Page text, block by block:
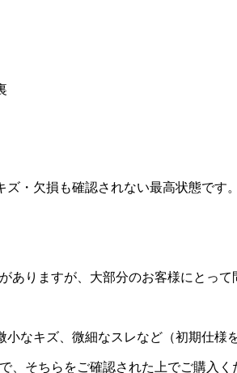
・欠損も確認されない最高状態です。
りますが、大部分のお客様にとって
なキズ、微細なスレなど（初期仕様
そちらをご確認された上でご購入く